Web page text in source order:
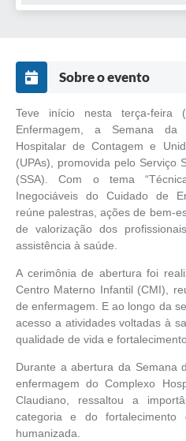
Sobre o evento
Teve início nesta terça-feira
Enfermagem, a Semana da
Hospitalar de Contagem e
(UPAs), promovida pelo Serviço
(SSA). Com o tema
Inegociáveis do Cuidado de
reúne palestras, ações de bem-
de valorização dos
assistência à saúde.
A cerimônia de abertura foi
Centro Materno Infantil (CMI),
de enfermagem. E ao longo da
acesso a atividades voltadas à
qualidade de vida e
Durante a abertura da Semana
enfermagem do Complexo
Claudiano, ressaltou a
categoria e do
humanizada.